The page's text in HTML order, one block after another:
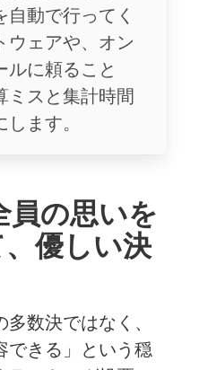
動で行ってく
ウェアや、オン
ルに頼ること
ミスと集計時間
ます。
員の思いを
優しい決
数決ではなく、
できる」という穏